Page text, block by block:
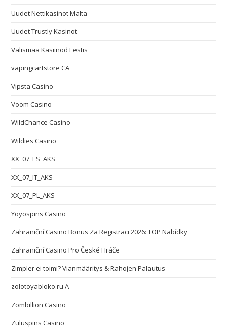
Uudet Nettikasinot Malta
Uudet Trustly Kasinot
Välismaa Kasiinod Eestis
vapingcartstore CA
Vipsta Casino
Voom Casino
WildChance Casino
Wildies Casino
XX_07_ES_AKS
XX_07_IT_AKS
XX_07_PL_AKS
Yoyospins Casino
Zahraniční Casino Bonus Za Registraci 2026: TOP Nabídky
Zahraniční Casino Pro České Hráče
Zimpler ei toimi? Vianmääritys & Rahojen Palautus
zolotoyabloko.ru A
Zombillion Casino
Zuluspins Casino